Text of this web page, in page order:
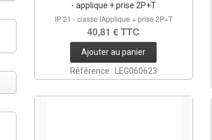
- applique + prise 2P+T
IP 21 - classe IApplique + prise 2P+T
40,81 € TTC
Ajouter au panier
Référence : LEG060623